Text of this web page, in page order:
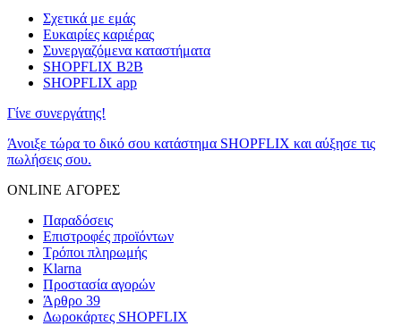
Σχετικά με εμάς
Ευκαιρίες καριέρας
Συνεργαζόμενα καταστήματα
SHOPFLIX B2B
SHOPFLIX app
Γίνε συνεργάτης!
Άνοιξε τώρα το δικό σου κατάστημα SHOPFLIX και αύξησε τις
πωλήσεις σου.
ONLINE ΑΓΟΡΕΣ
Παραδόσεις
Επιστροφές προϊόντων
Τρόποι πληρωμής
Klarna
Προστασία αγορών
Άρθρο 39
Δωροκάρτες SHOPFLIX